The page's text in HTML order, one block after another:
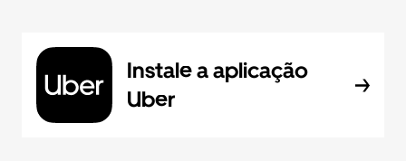
Instale a aplicação
Uber